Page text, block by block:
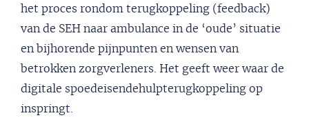
het proces rondom terugkoppeling (feedback)
van de SEH naar ambulance in de ‘oude’ situatie
en bijhorende pijnpunten en wensen van
betrokken zorgverleners. Het geeft weer waar de
digitale spoedeisendehulpterugkoppeling op
inspringt.